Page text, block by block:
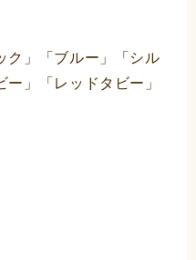
ク」「ブルー」「シル
」「レッドタビー」